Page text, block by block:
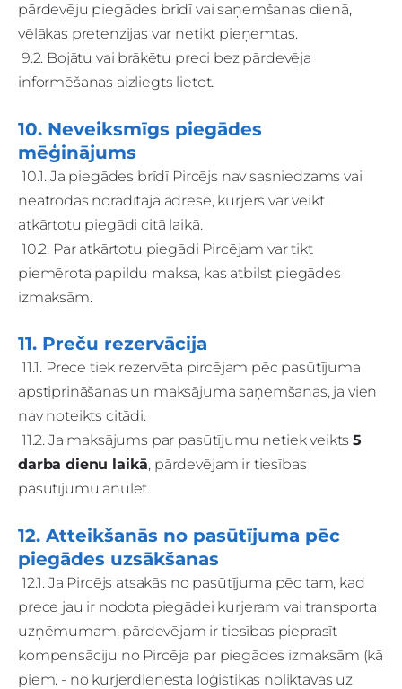
pārdevēju piegādes brīdī vai saņemšanas dienā,
vēlākas pretenzijas var netikt pieņemtas.
9.2. Bojātu vai brāķētu preci bez pārdevēja
informēšanas aizliegts lietot.
10. Neveiksmīgs piegādes
mēģinājums
10.1. Ja piegādes brīdī Pircējs nav sasniedzams vai
neatrodas norādītajā adresē, kurjers var veikt
atkārtotu piegādi citā laikā.
10.2. Par atkārtotu piegādi Pircējam var tikt
piemērota papildu maksa, kas atbilst piegādes
izmaksām.
11. Preču rezervācija
11.1. Prece tiek rezervēta pircējam pēc pasūtījuma
apstiprināšanas un maksājuma saņemšanas, ja vien
nav noteikts citādi.
11.2. Ja maksājums par pasūtījumu netiek veikts5
darba dienu laikā, pārdevējam ir tiesības
pasūtījumu anulēt.
12. Atteikšanās no pasūtījuma pēc
piegādes uzsākšanas
12.1. Ja Pircējs atsakās no pasūtījuma pēc tam, kad
prece jau ir nodota piegādei kurjeram vai transporta
uzņēmumam, pārdevējam ir tiesības pieprasīt
kompensāciju no Pircēja par piegādes izmaksām (kā
piem. - no kurjerdienesta loģistikas noliktavas uz